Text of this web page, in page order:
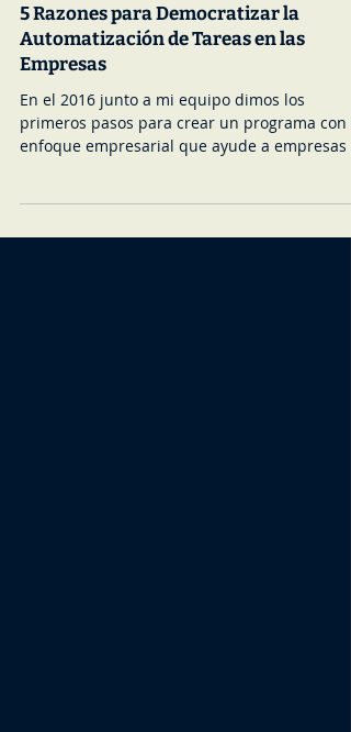
APRENDIZAJE
5 Razones para Democratizar la
Automatización de Tareas en las
Empresas
En el 2016 junto a mi equipo dimos los